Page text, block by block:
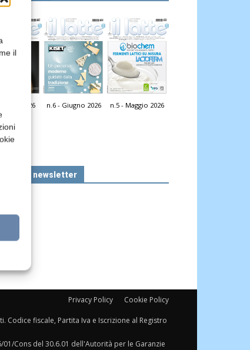
il
Luglio 2026 n.6 - Giugno 2026 n.5 - Maggio 2026
Web
alla newsletter
Privacy Policy Cookie Policy
Codice fiscale, Partita Iva e Iscrizione al Registro
Cons del 30.6.01 dell'Autorità per le Garanzie